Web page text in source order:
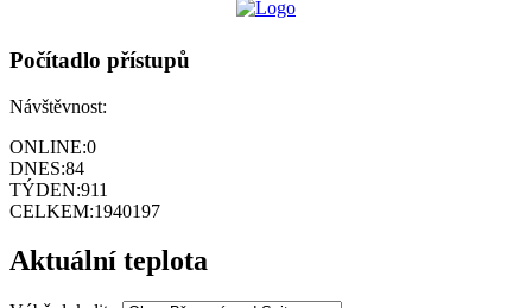
Počítadlo přístupů
Návštěvnost:
ONLINE:0
DNES:84
TÝDEN:911
CELKEM:1940197
Aktuální teplota